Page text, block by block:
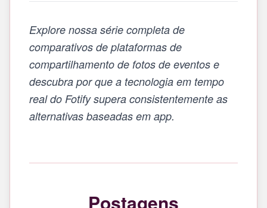
Explore nossa série completa de
comparativos de plataformas de
compartilhamento de fotos de eventos e
descubra por que a tecnologia em tempo
real do Fotify supera consistentemente as
alternativas baseadas em app.
Postagens